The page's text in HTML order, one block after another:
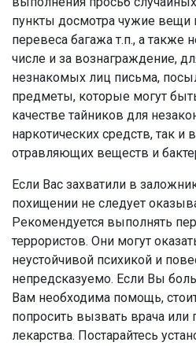
пункты досмотра чужие вещи
перевеса багажа т.п., а также
числе и за вознаграждение,
незнакомых лиц письма,
предметы, которые могут
качестве тайников для
наркотических средств, так и
отравляющих веществ и
Если Вас захватили в
похищении не следует
Рекомендуется выполнять
террористов. Они могут
неустойчивой психикой и
непредсказуемо. Если Вы
Вам необходима помощь,
попросить вызвать врача
лекарства. Постарайтесь